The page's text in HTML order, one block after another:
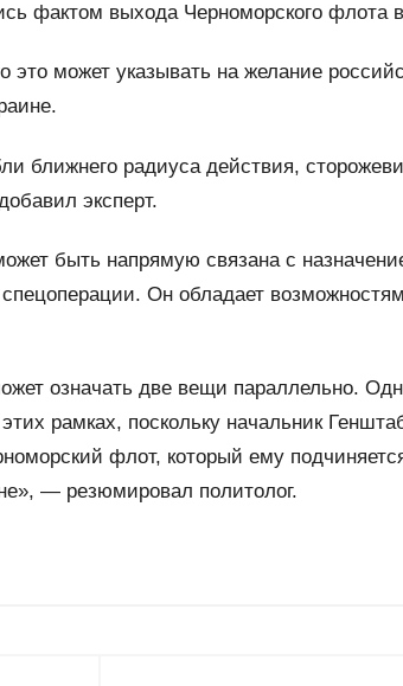
фактом выхода Черноморского флота
это может указывать на желание
ближнего радиуса действия,
эксперт.
быть напрямую связана с
Он обладает
означать две вещи параллельно.
рамках, поскольку начальник
флот, который ему
— резюмировал политолог.